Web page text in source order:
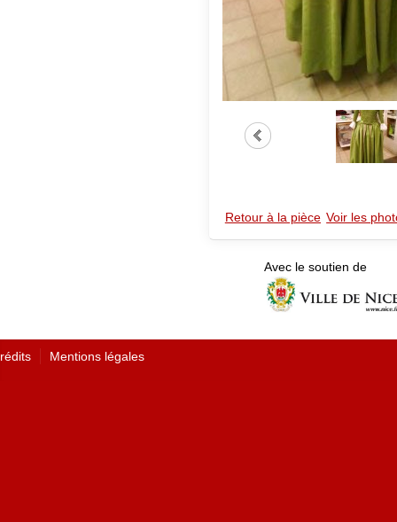
Retour à la pièce Voir les
Avec le soutien de
Mentions légales